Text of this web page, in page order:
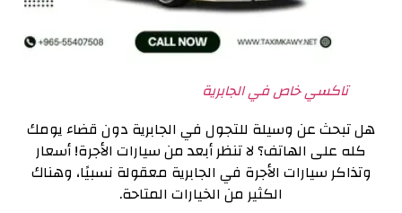
تاكسي خاص في الجابرية
هل تبحث عن وسيلة للتجول في الجابرية دون قضاء يومك
كله على الهاتف؟لا تنظر أبعد من سيارات الأجرة! أسعار
وتذاكر سيارات الأجرة في الجابرية معقولة نسبيًا، وهناك
الكثير من الخيارات المتاحة.